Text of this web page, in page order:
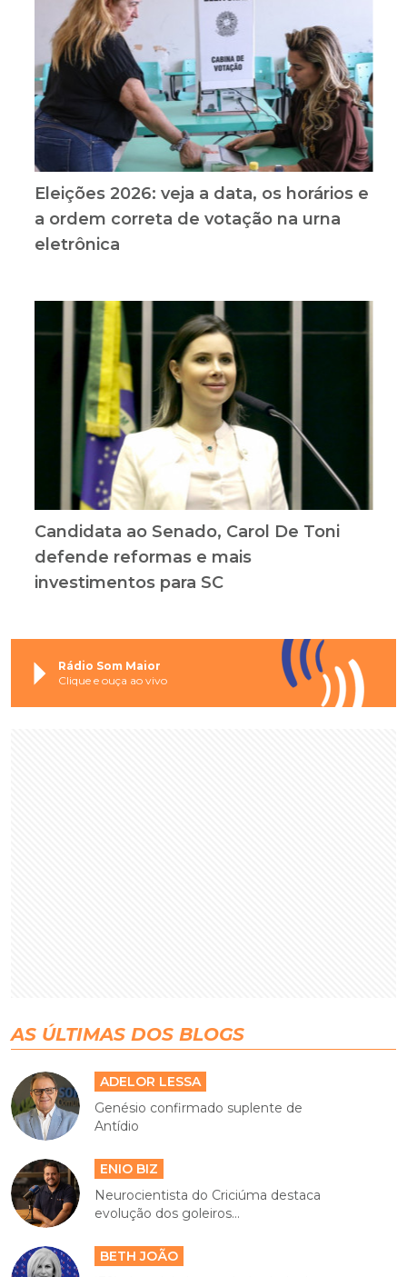
Eleições 2026: veja a data, os horários e
a ordem correta de votação na urna
eletrônica
Candidata ao Senado, Carol De Toni
defende reformas e mais
investimentos para SC
Rádio Som Maior
Clique e ouça ao vivo
AS ÚLTIMAS DOS BLOGS
ADELOR LESSA
Genésio confirmado suplente de
Antídio
ENIO BIZ
Neurocientista do Criciúma destaca
evolução dos goleiros...
BETH JOÃO